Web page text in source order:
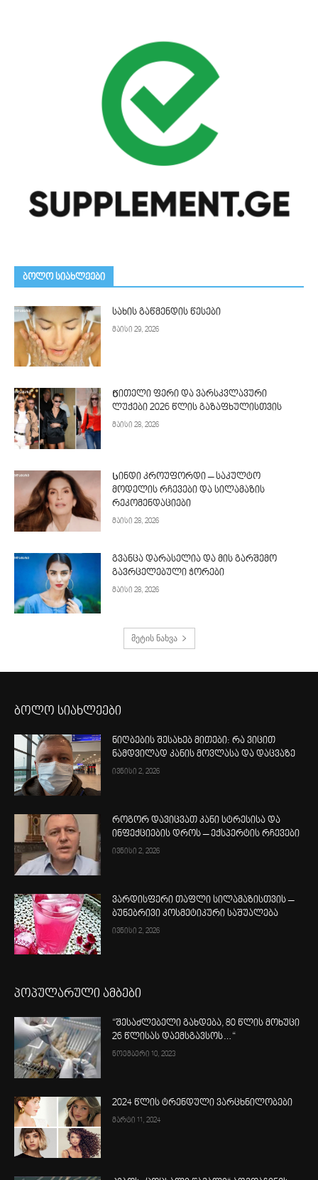
ᲑᲝᲚᲝ ᲡᲘᲐᲮᲚᲔᲔᲑᲘ
სახის გაწმენდის წესები
მაისი 29, 2026
Წითელი ფერი და ვარსკვლავური
ლუქები 2026 წლის გაზაფხულისთვის
მაისი 28, 2026
Სინდი კროუფორდი – საკულტო
მოდელის რჩევები და სილამაზის
რეკომენდაციები
მაისი 28, 2026
გვანცა დარასელია და მის გარშემო
გავრცელებული ჭორები
მაისი 28, 2026
მეტის ნახვა
ბოლო სიახლეები
ნიღბების შესახებ მითები: რა ვიცით
ნამდვილად კანის მოვლასა და დაცვაზე
ივნისი 2, 2026
როგორ დავიცვათ კანი სტრესისა და
ინფექციების დროს – ექსპერტის რჩევები
ივნისი 2, 2026
ვარდისფერი თაფლი სილამაზისთვის –
ბუნებრივი კოსმეტიკური საშუალება
ივნისი 2, 2026
პოპულარული ამბები
“შესაძლებელი გახდება, 80 წლის მოხუცი
26 წლისას დაემსგავსოს…“
ნოემბერი 10, 2023
2024 წლის ტრენდული ვარცხნილობები
მარტი 11, 2024